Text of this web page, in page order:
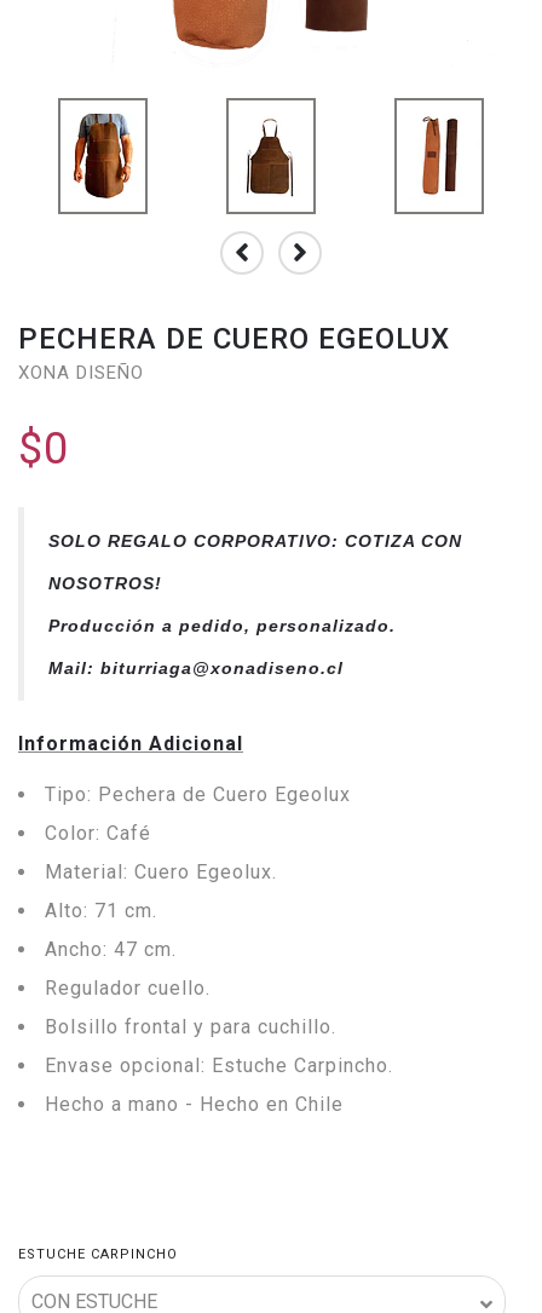
PECHERA DE CUERO EGEOLUX
XONA DISEÑO
$0
SOLO REGALO CORPORATIVO: COTIZA CON
NOSOTROS!
Producción a pedido, personalizado.
Mail: biturriaga@xonadiseno.cl
Información Adicional
Tipo: Pechera de Cuero Egeolux
Color: Café
Material: Cuero Egeolux.
Alto: 71 cm.
Ancho: 47 cm.
Regulador cuello.
Bolsillo frontal y para cuchillo.
Envase opcional: Estuche Carpincho.
Hecho a mano - Hecho en Chile
ESTUCHE CARPINCHO